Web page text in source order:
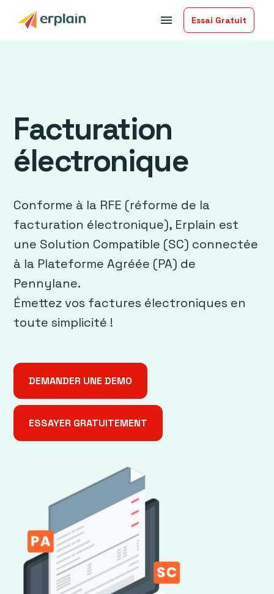
menu Essai Gratuit
Facturation
électronique
Conforme à la RFE (réforme de la
facturation électronique), Erplain est
une Solution Compatible (SC) connectée
à la Plateforme Agréée (PA) de
Pennylane.
Émettez vos factures électroniques en
toute simplicité !
DEMANDER UNE DEMO
ESSAYER GRATUITEMENT